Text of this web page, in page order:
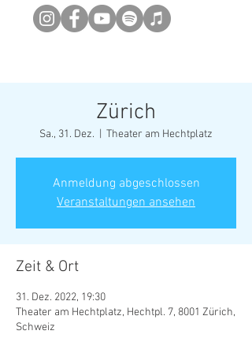
Zürich
Sa., 31. Dez. Theater am Hechtplatz
Anmeldung abgeschlossen
Veranstaltungen ansehen
Zeit & Ort
31. Dez. 2022, 19:30
Theater am Hechtplatz, Hechtpl. 7, 8001 Zürich,
Schweiz